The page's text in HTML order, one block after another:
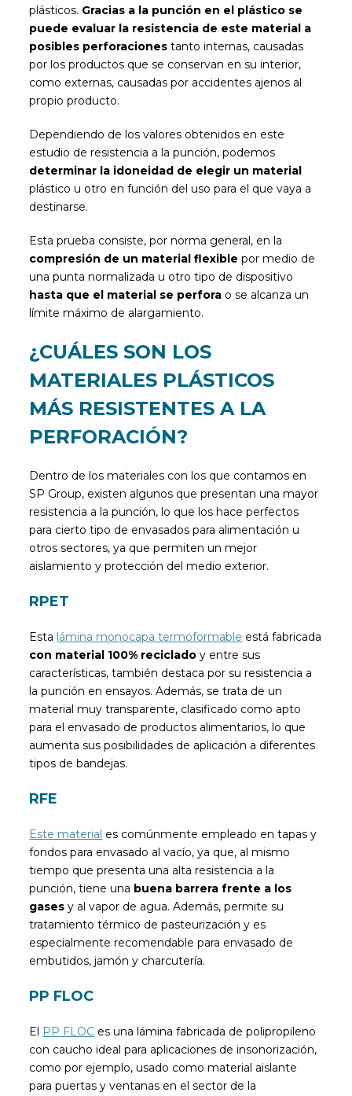
plásticos. Gracias a la punción en el plástico se
puede evaluar la resistencia de este material a
posibles perforaciones tanto internas, causadas
por los productos que se conservan en su interior,
como externas, causadas por accidentes ajenos al
propio producto.
Dependiendo de los valores obtenidos en este
estudio de resistencia a la punción, podemos
determinar la idoneidad de elegir un material
plástico u otro en función del uso para el que vaya a
destinarse.
Esta prueba consiste, por norma general, en la
compresión de un material flexible por medio de
una punta normalizada u otro tipo de dispositivo
hasta que el material se perfora o se alcanza un
límite máximo de alargamiento.
¿CUÁLES SON LOS
MATERIALES PLÁSTICOS
MÁS RESISTENTES A LA
PERFORACIÓN?
Dentro de los materiales con los que contamos en
SP Group, existen algunos que presentan una mayor
resistencia a la punción, lo que los hace perfectos
para cierto tipo de envasados para alimentación u
otros sectores, ya que permiten un mejor
aislamiento y protección del medio exterior.
RPET
Esta lámina monocapa termoformable está fabricada
con material 100% reciclado y entre sus
características, también destaca por su resistencia a
la punción en ensayos. Además, se trata de un
material muy transparente, clasificado como apto
para el envasado de productos alimentarios, lo que
aumenta sus posibilidades de aplicación a diferentes
tipos de bandejas.
RFE
Este material es comúnmente empleado en tapas y
fondos para envasado al vacío, ya que, al mismo
tiempo que presenta una alta resistencia a la
punción, tiene una buena barrera frente a los
gasesy al vapor de agua. Además, permite su
tratamiento térmico de pasteurización y es
especialmente recomendable para envasado de
embutidos, jamón y charcutería.
PP FLOC
El PP FLOC es una lámina fabricada de polipropileno
con caucho ideal para aplicaciones de insonorización,
como por ejemplo, usado como material aislante
para puertas y ventanas en el sector de la